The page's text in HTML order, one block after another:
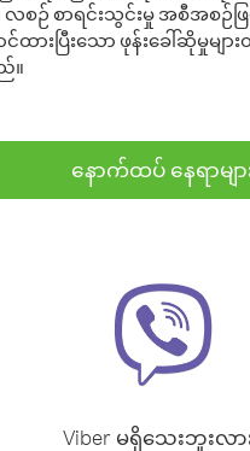
လစဉ် စာရင်းသွင်းမှု အစီအစဉ်
ထားပြီးသော ဖုန်းခေါ်ဆိုမှုမျ
။
နောက်ထပ် နေရာမျာ
Viber မရှိသေးဘူးလာ